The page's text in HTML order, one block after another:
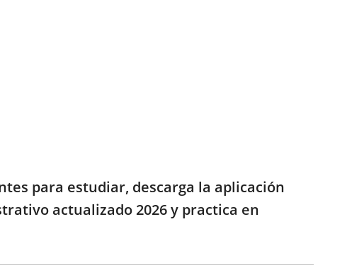
para estudiar, descarga la aplicación
actualizado 2026 y practica en